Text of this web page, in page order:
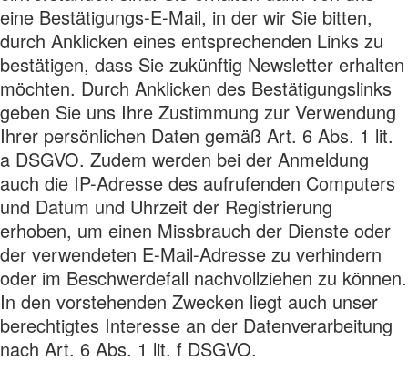
eine Bestätigungs-E-Mail, in der wir Sie bitten,
durch Anklicken eines entsprechenden Links zu
bestätigen, dass Sie zukünftig Newsletter erhalten
möchten. Durch Anklicken des Bestätigungslinks
geben Sie uns Ihre Zustimmung zur Verwendung
Ihrer persönlichen Daten gemäß Art. 6 Abs. 1 lit.
a DSGVO. Zudem werden bei der Anmeldung
auch die IP-Adresse des aufrufenden Computers
und Datum und Uhrzeit der Registrierung
erhoben, um einen Missbrauch der Dienste oder
der verwendeten E-Mail-Adresse zu verhindern
oder im Beschwerdefall nachvollziehen zu können.
In den vorstehenden Zwecken liegt auch unser
berechtigtes Interesse an der Datenverarbeitung
nach Art. 6 Abs. 1 lit. f DSGVO.